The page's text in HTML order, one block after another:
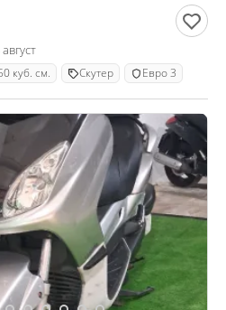
куб. см. Скутер Евро 3